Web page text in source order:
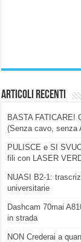
Articoli Recenti
BASTA FATICARE!
(Senza cavo, senza
PULISCE e SI
fili con LASER
NUASI B2-1:
universitarie
Dashcam 70mai
in strada
NON Crederai a